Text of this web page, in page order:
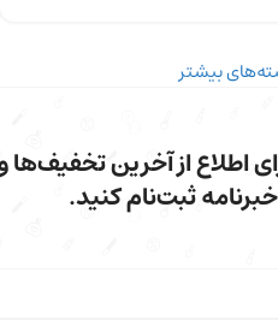
بیشتر
اطلاع از آخرین تخفیف‌ها
ثبت‌نام کنید.